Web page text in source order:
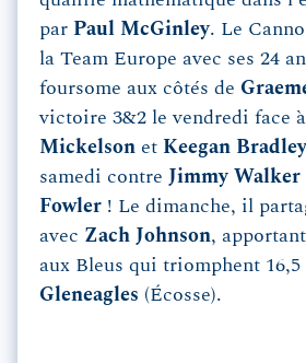
par Paul McGinley. Le
la Team Europe avec ses 24
foursome aux côtés de
victoire 3&2 le vendredi face à
Mickelson et Keegan Bradley
samedi contre Jimmy Walker
Fowler ! Le dimanche, il
avec Zach Johnson,
aux Bleus qui triomphent 16,5
Gleneagles (Écosse).